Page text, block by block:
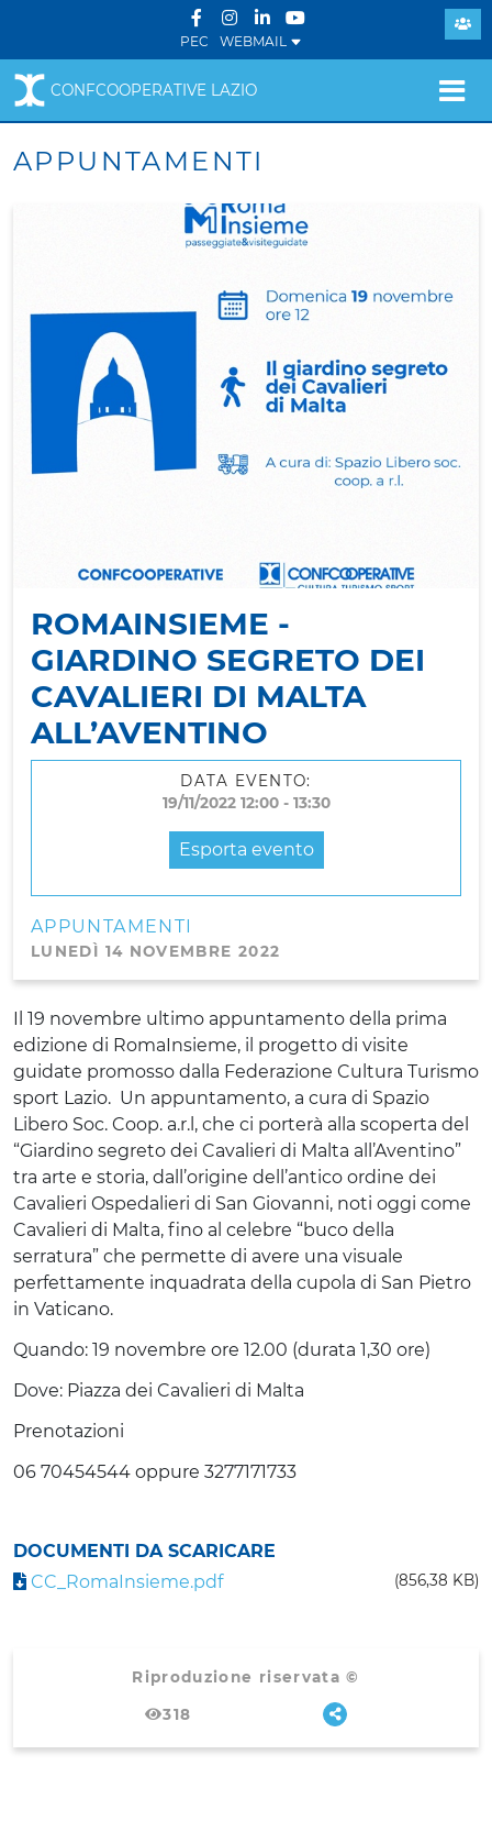
PEC WEBMAIL
CONFCOOPERATIVE LAZIO
APPUNTAMENTI
ROMAINSIEME -
GIARDINO SEGRETO DEI
CAVALIERI DI MALTA
ALL’AVENTINO
DATA EVENTO:
19/11/2022 12:00 - 13:30
Esporta evento
APPUNTAMENTI
LUNEDÌ 14 NOVEMBRE 2022
Il 19 novembre ultimo appuntamento della prima
edizione di RomaInsieme, il progetto di visite
guidate promosso dalla Federazione Cultura Turismo
sport Lazio. Un appuntamento, a cura di Spazio
Libero Soc. Coop. a.r.l, che ci porterà alla scoperta del
“Giardino segreto dei Cavalieri di Malta all’Aventino”
tra arte e storia, dall’origine dell’antico ordine dei
Cavalieri Ospedalieri di San Giovanni, noti oggi come
Cavalieri di Malta, fino al celebre “buco della
serratura” che permette di avere una visuale
perfettamente inquadrata della cupola di San Pietro
in Vaticano.
Quando: 19 novembre ore 12.00 (durata 1,30 ore)
Dove: Piazza dei Cavalieri di Malta
Prenotazioni
06 70454544 oppure 3277171733
DOCUMENTI DA SCARICARE
CC_RomaInsieme.pdf
(856,38 KB)
Riproduzione riservata ©
318